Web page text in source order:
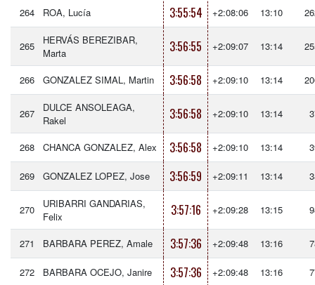
264 ROA, Lucía 3:55:54 +2:08:06 13:10
265
HERVÁS BEREZIBAR,
Marta
3:56:55 +2:09:07 13:14
266 GONZALEZ SIMAL, Martin 3:56:58 +2:09:10 13:14
267
DULCE ANSOLEAGA,
Rakel
3:56:58 +2:09:10 13:14
268 CHANCA GONZALEZ, Alex 3:56:58 +2:09:10 13:14
269 GONZALEZ LOPEZ, Jose 3:56:59 +2:09:11 13:14
270
URIBARRI GANDARIAS,
Felix
3:57:16 +2:09:28 13:15
271 BARBARA PEREZ, Amale 3:57:36 +2:09:48 13:16
272 BARBARA OCEJO, Janire 3:57:36 +2:09:48 13:16